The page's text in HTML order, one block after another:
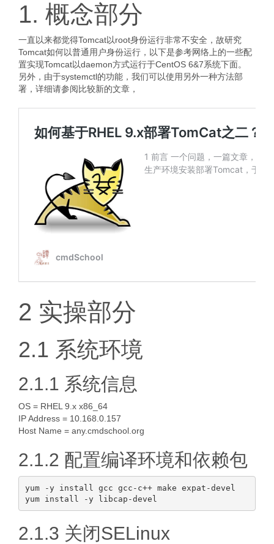
1. 概念部分
一直以来都觉得Tomcat以root身份运行非常不安全，故研究
Tomcat如何以普通用户身份运行，以下是参考网络上的一些配
置实现Tomcat以daemon方式运行于CentOS 6&7系统下面。
另外，由于systemctl的功能，我们可以使用另外一种方法部
署，详细请参阅比较新的文章，
2 实操部分
2.1 系统环境
2.1.1 系统信息
OS = RHEL 9.x x86_64
IP Address = 10.168.0.157
Host Name = any.cmdschool.org
2.1.2 配置编译环境和依赖包
yum -y install gcc gcc-c++ make expat-devel
2.1.3 关闭SELinux